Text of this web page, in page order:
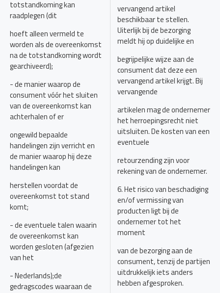
totstandkoming kan
raadplegen (dit
hoeft alleen vermeld te
worden als de overeenkomst
na de totstandkoming wordt
gearchiveerd);
- de manier waarop de
consument vóór het sluiten
van de overeenkomst kan
achterhalen of er
ongewild bepaalde
handelingen zijn verricht en
de manier waarop hij deze
handelingen kan
herstellen voordat de
overeenkomst tot stand
komt;
- de eventuele talen waarin
de overeenkomst kan
worden gesloten (afgezien
van het
- Nederlands);de
gedragscodes waaraan de
vervangend artikel
beschikbaar te stellen.
Uiterlijk bij de bezorging
meldt hij op duidelijke en
begrijpelijke wijze aan de
consument dat deze een
vervangend artikel krijgt. Bij
vervangende
artikelen mag de ondernemer
het herroepingsrecht niet
uitsluiten. De kosten van een
eventuele
retourzending zijn voor
rekening van de ondernemer.
6. Het risico van beschadiging
en/of vermissing van
producten ligt bij de
ondernemer tot het
moment
van de bezorging aan de
consument, tenzij de partijen
uitdrukkelijk iets anders
hebben afgesproken.